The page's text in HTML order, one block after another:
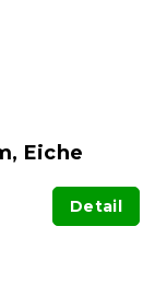
Eiche
Detail